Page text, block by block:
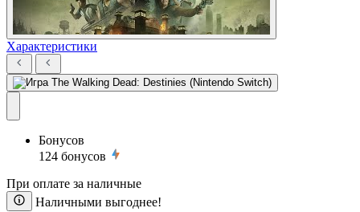
Характеристики
Бонусов
124 бонусов
При оплате за наличные
Наличными выгоднее!